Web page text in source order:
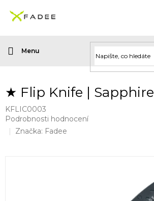
obsah
★ Flip Knife | Sapphire
KFLIC0003
Průměrné
hodnocení
Podrobnosti hodnocení
Značka: Fadee